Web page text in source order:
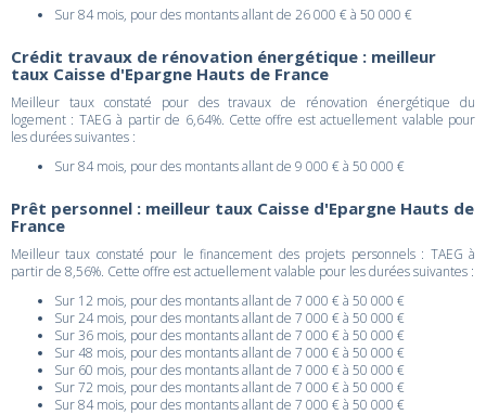
Sur 84 mois, pour des montants allant de 26 000 € à 50 000 €
Crédit travaux de rénovation énergétique : meilleur
taux Caisse d'Epargne Hauts de France
Meilleur taux constaté pour des travaux de rénovation énergétique du
logement : TAEG à partir de 6,64%. Cette offre est actuellement valable pour
les durées suivantes :
Sur 84 mois, pour des montants allant de 9 000 € à 50 000 €
Prêt personnel : meilleur taux Caisse d'Epargne Hauts de
France
Meilleur taux constaté pour le financement des projets personnels : TAEG à
partir de 8,56%. Cette offre est actuellement valable pour les durées suivantes :
Sur 12 mois, pour des montants allant de 7 000 € à 50 000 €
Sur 24 mois, pour des montants allant de 7 000 € à 50 000 €
Sur 36 mois, pour des montants allant de 7 000 € à 50 000 €
Sur 48 mois, pour des montants allant de 7 000 € à 50 000 €
Sur 60 mois, pour des montants allant de 7 000 € à 50 000 €
Sur 72 mois, pour des montants allant de 7 000 € à 50 000 €
Sur 84 mois, pour des montants allant de 7 000 € à 50 000 €